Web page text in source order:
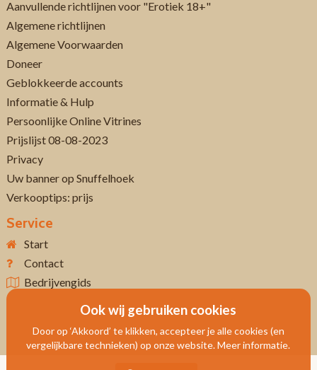
Aanvullende richtlijnen voor "Erotiek 18+"
Algemene richtlijnen
Algemene Voorwaarden
Doneer
Geblokkeerde accounts
Informatie & Hulp
Persoonlijke Online Vitrines
Prijslijst 08-08-2023
Privacy
Uw banner op Snuffelhoek
Verkooptips: prijs
Service
Start
Contact
Bedrijvengids
Ook wij gebruiken cookies
Door op ‘Akkoord’ te klikken, accepteer je alle cookies (en
vergelijkbare technieken) op onze website. Meer informatie.